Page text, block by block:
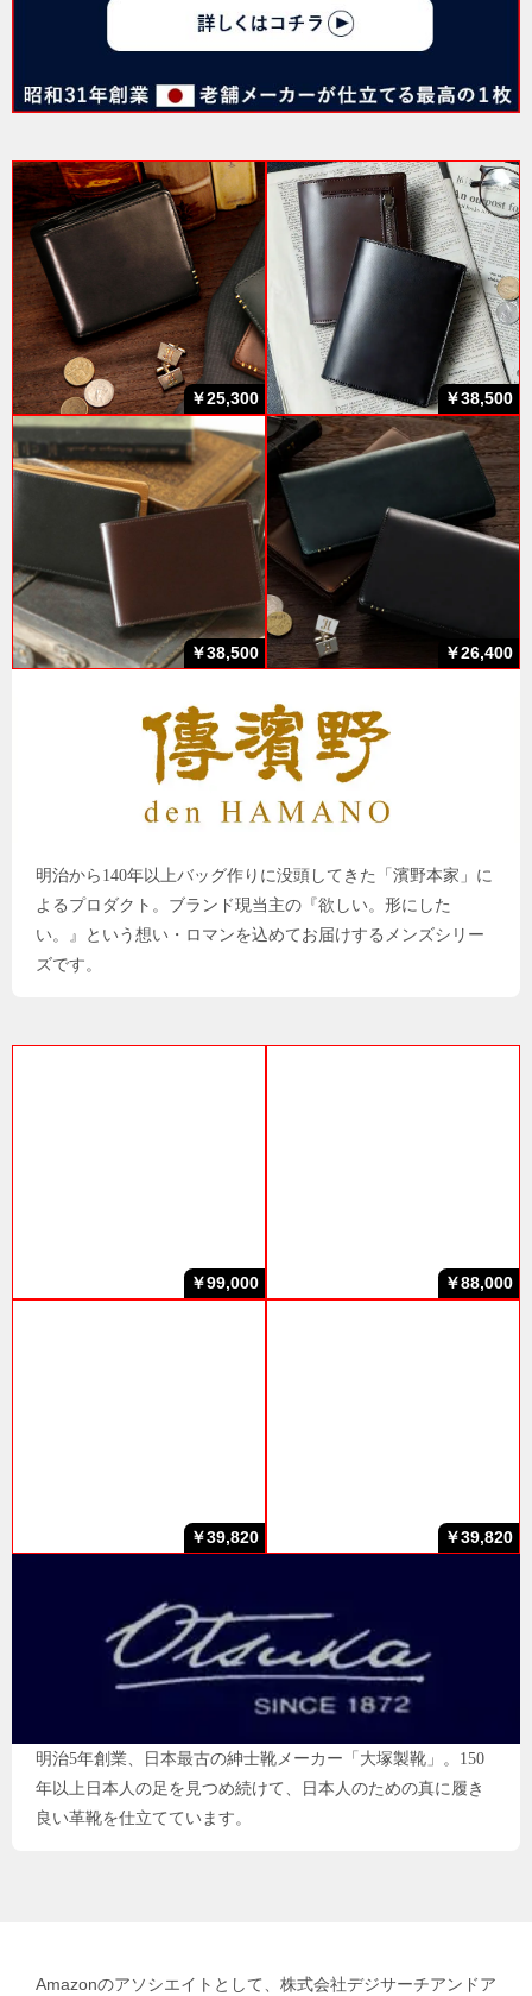
￥25,300 ￥38,500
￥38,500 ￥26,400
明治から140年以上バッグ作りに没頭してきた「濱野本家」に
よるプロダクト。ブランド現当主の『欲しい。形にした
い。』という想い・ロマンを込めてお届けするメンズシリー
ズです。
￥99,000 ￥88,000
￥39,820 ￥39,820
明治5年創業、日本最古の紳士靴メーカー「大塚製靴」。150
年以上日本人の足を見つめ続けて、日本人のための真に履き
良い革靴を仕立てています。
Amazonのアソシエイトとして、株式会社デジサーチアンドア